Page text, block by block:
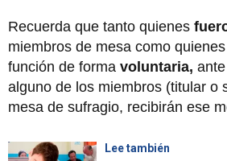
Recuerda que tanto quienes
miembros de mesa como
función de forma voluntaria,
alguno de los miembros (titular o
mesa de sufragio, recibirán ese
Lee también